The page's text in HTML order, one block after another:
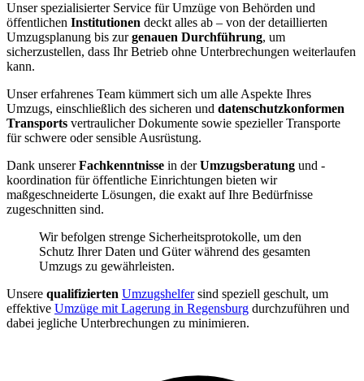
Unser spezialisierter Service für Umzüge von Behörden und
öffentlichen Institutionen deckt alles ab – von der detaillierten
Umzugsplanung bis zurgenauen Durchführung, um
sicherzustellen, dass Ihr Betrieb ohne Unterbrechungen weiterlaufen
kann.
Unser erfahrenes Team kümmert sich um alle Aspekte Ihres
Umzugs, einschließlich des sicheren und datenschutzkonformen
Transports vertraulicher Dokumente sowie spezieller Transporte
für schwere oder sensible Ausrüstung.
Dank unsererFachkenntnisse in derUmzugsberatung und -
koordination für öffentliche Einrichtungen bieten wir
maßgeschneiderte Lösungen, die exakt auf Ihre Bedürfnisse
zugeschnitten sind.
Wir befolgen strenge Sicherheitsprotokolle, um den
Schutz Ihrer Daten und Güter während des gesamten
Umzugs zu gewährleisten.
Unsere qualifizierten Umzugshelfersind speziell geschult, um
effektive Umzüge mit Lagerung in Regensburg durchzuführen und
dabei jegliche Unterbrechungen zu minimieren.